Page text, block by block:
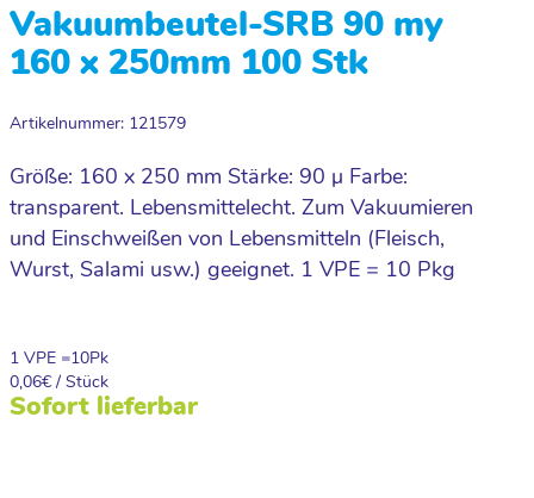
Vakuumbeutel-SRB 90 my
160 x 250mm 100 Stk
Artikelnummer: 121579
Größe: 160 x 250 mm Stärke: 90 µ Farbe:
transparent. Lebensmittelecht. Zum Vakuumieren
und Einschweißen von Lebensmitteln (Fleisch,
Wurst, Salami usw.) geeignet. 1 VPE = 10 Pkg
1 VPE =10Pk
0,06€ / Stück
Sofort lieferbar